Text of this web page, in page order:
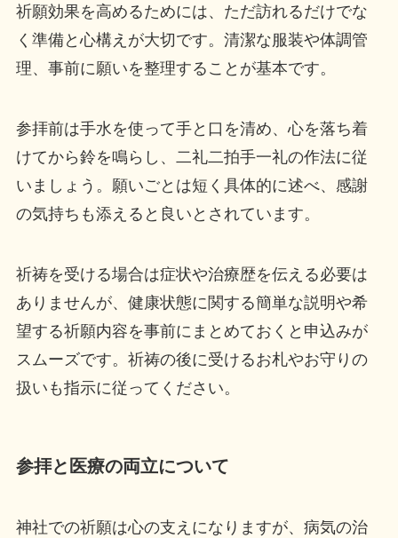
祈願効果を高めるためには、ただ訪れるだけでな
く準備と心構えが大切です。清潔な服装や体調管
理、事前に願いを整理することが基本です。
参拝前は手水を使って手と口を清め、心を落ち着
けてから鈴を鳴らし、二礼二拍手一礼の作法に従
いましょう。願いごとは短く具体的に述べ、感謝
の気持ちも添えると良いとされています。
祈祷を受ける場合は症状や治療歴を伝える必要は
ありませんが、健康状態に関する簡単な説明や希
望する祈願内容を事前にまとめておくと申込みが
スムーズです。祈祷の後に受けるお札やお守りの
扱いも指示に従ってください。
参拝と医療の両立について
神社での祈願は心の支えになりますが、病気の治